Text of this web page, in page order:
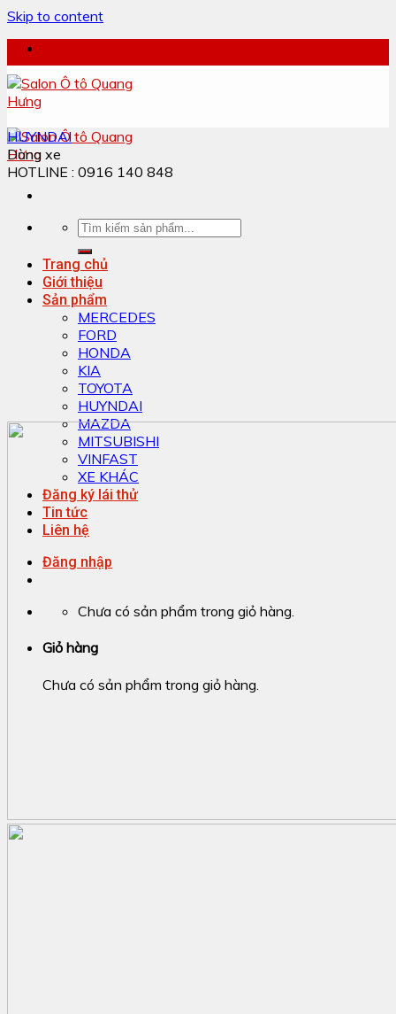
Skip to content
Trang chủ
Giới thiệu
Sản phẩm
MERCEDES
FORD
HONDA
KIA
TOYOTA
HUYNDAI
MAZDA
MITSUBISHI
VINFAST
XE KHÁC
Đăng ký lái thử
Tin tức
Liên hệ
Đăng nhập
Chưa có sản phẩm trong giỏ hàng.
Giỏ hàng
Chưa có sản phẩm trong giỏ hàng.
HUYNDAI
Dòng xe
HOTLINE : 0916 140 848